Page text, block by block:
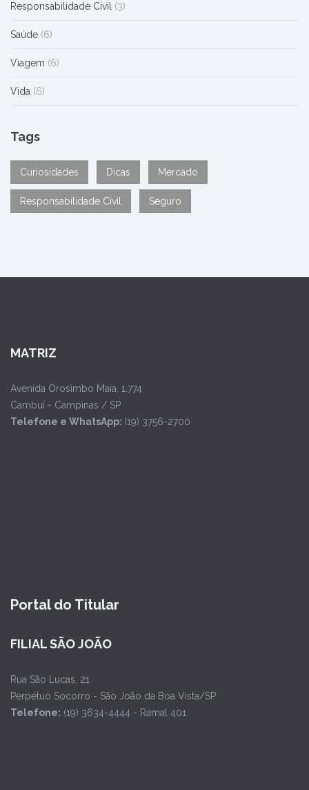
Responsabilidade Civil (3)
Saúde (6)
Viagem (6)
Vida (6)
Tags
Curiosidades Dicas Mercado
Responsabilidade Civil Seguro
MATRIZ
Avenida Orosimbo Maia, 1.774
Cambuí - Campinas / SP
Telefone e WhatsApp: (19) 3756-2700
Portal do Titular
FILIAL SÃO JOÃO
Rua São Lucas, 21
Perpétuo Socorro - São João da Boa Vista/SP
Telefone: (19) 3634-4444 - Ramal 401